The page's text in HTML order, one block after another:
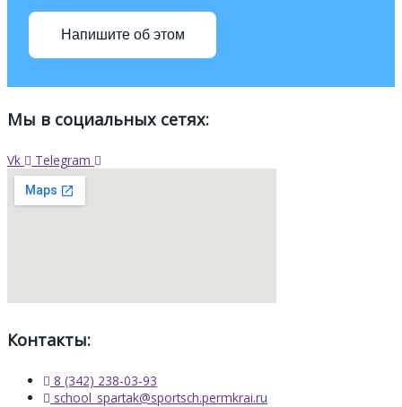
Напишите об этом
Мы в социальных сетях:
Vk Telegram
Контакты:
8 (342) 238-03-93
school_spartak@sportsch.permkrai.ru